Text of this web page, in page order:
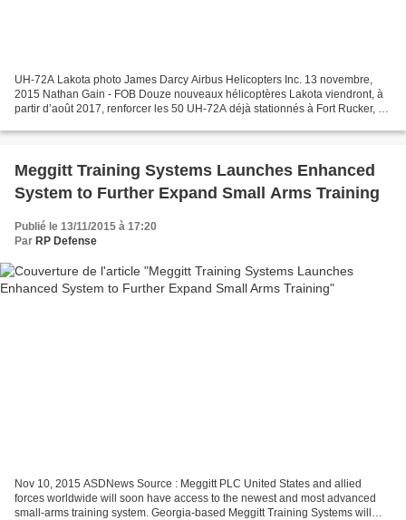
UH-72A Lakota photo James Darcy Airbus Helicopters Inc. 13 novembre,
2015 Nathan Gain - FOB Douze nouveaux hélicoptères Lakota viendront, à
partir d’août 2017, renforcer les 50 UH-72A déjà stationnés à Fort Rucker, et
Meggitt Training Systems Launches Enhanced
System to Further Expand Small Arms Training
Publié le 13/11/2015 à 17:20
Par RP Defense
Nov 10, 2015 ASDNews Source : Meggitt PLC United States and allied
forces worldwide will soon have access to the newest and most advanced
small-arms training system. Georgia-based Meggitt Training Systems will